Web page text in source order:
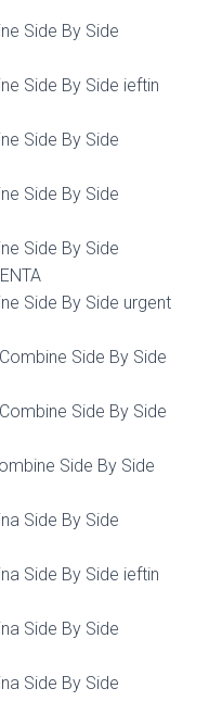
Side By Side
Side By Side ieftin
Side By Side
Side By Side
Side By Side
Side By Side urgent
Side By Side
Side By Side
Side By Side
Side By Side
Side By Side ieftin
Side By Side
Side By Side